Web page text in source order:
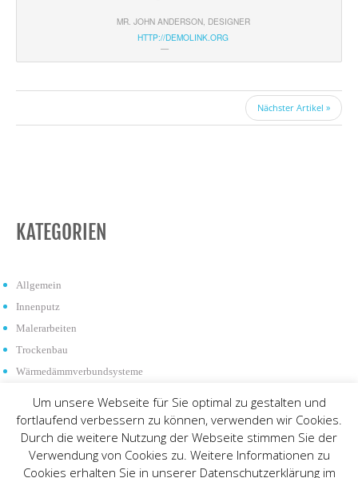
MR. JOHN ANDERSON, DESIGNER
HTTP://DEMOLINK.ORG
Nächster Artikel »
KATEGORIEN
Allgemein
Innenputz
Malerarbeiten
Trockenbau
Wärmedämmverbundsysteme
Copyright 2022 - Malermeisterbetrieb Patrick Wendt GmbH & Co. KG
Um unsere Webseite für Sie optimal zu gestalten und
fortlaufend verbessern zu können, verwenden wir Cookies.
Durch die weitere Nutzung der Webseite stimmen Sie der
Verwendung von Cookies zu. Weitere Informationen zu
Cookies erhalten Sie in unserer Datenschutzerklärung im